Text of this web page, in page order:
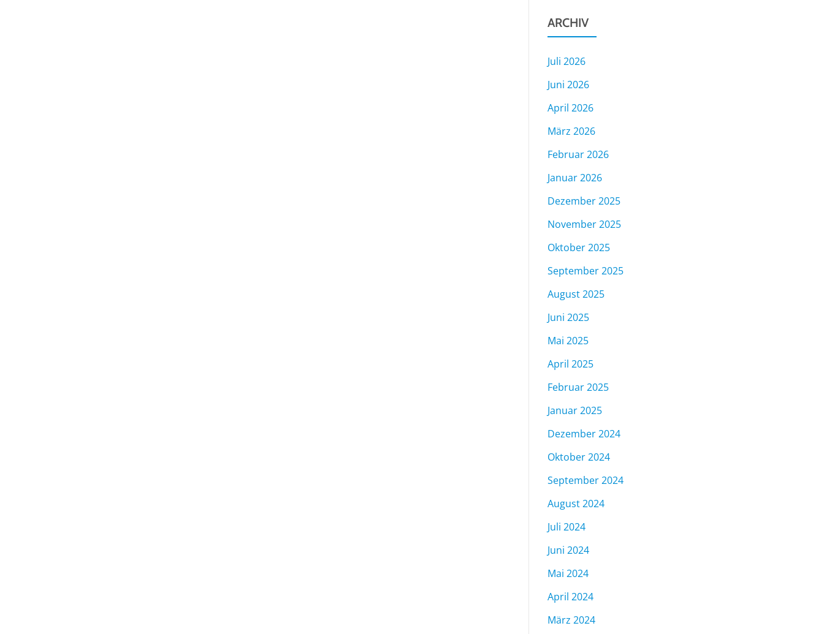
ARCHIV
Juli 2026
Juni 2026
April 2026
März 2026
Februar 2026
Januar 2026
Dezember 2025
November 2025
Oktober 2025
September 2025
August 2025
Juni 2025
Mai 2025
April 2025
Februar 2025
Januar 2025
Dezember 2024
Oktober 2024
September 2024
August 2024
Juli 2024
Juni 2024
Mai 2024
April 2024
März 2024